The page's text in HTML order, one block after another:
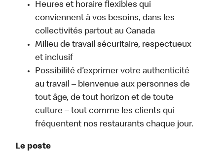
Heures et horaire flexibles qui
conviennent à vos besoins, dans les
collectivités partout au Canada
Milieu de travail sécuritaire, respectueux
et inclusif
Possibilité d’exprimer votre authenticité
au travail – bienvenue aux personnes de
tout âge, de tout horizon et de toute
culture – tout comme les clients qui
fréquentent nos restaurants chaque jour.
Le poste